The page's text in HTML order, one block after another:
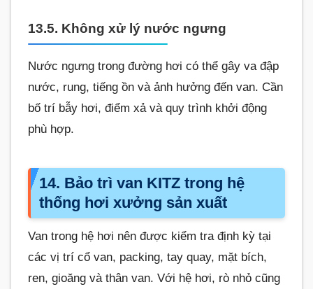
13.5. Không xử lý nước ngưng
Nước ngưng trong đường hơi có thể gây va đập
nước, rung, tiếng ồn và ảnh hưởng đến van. Cần
bố trí bẫy hơi, điểm xả và quy trình khởi động
phù hợp.
14. Bảo trì van KITZ trong hệ
thống hơi xưởng sản xuất
Van trong hệ hơi nên được kiểm tra định kỳ tại
các vị trí cổ van, packing, tay quay, mặt bích,
ren, gioăng và thân van. Với hệ hơi, rò nhỏ cũng